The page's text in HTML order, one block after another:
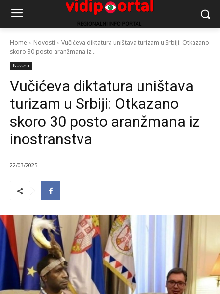
Home Novosti
Vučićeva diktatura uništava turizam u Srbiji: Otkazano
skoro 30 posto aranžmana iz...
Novosti
Vučićeva diktatura uništava
turizam u Srbiji: Otkazano
skoro 30 posto aranžmana iz
inostranstva
22/03/2025